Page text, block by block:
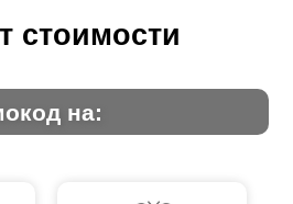
стоимости
на: